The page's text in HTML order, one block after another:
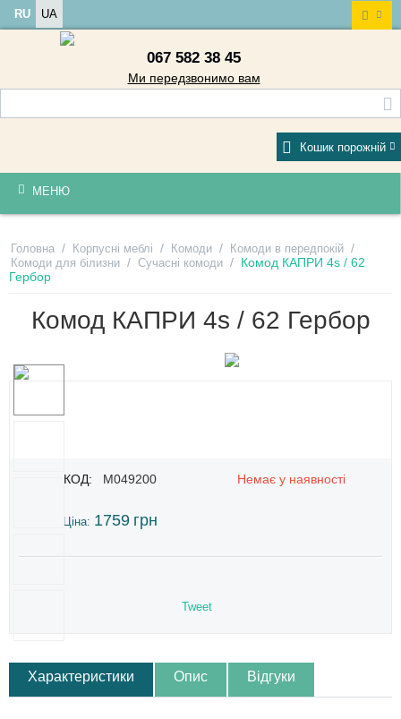
RU UA
067 582 38 45
Ми передзвонимо вам
Кошик порожній
МЕНЮ
Головна / Корпусні меблі / Комоди / Комоди в передпокій /
Комоди для білизни / Сучасні комоди / Комод КАПРИ 4s / 62
Гербор
Комод КАПРИ 4s / 62 Гербор
КОД: M049200 Немає у наявності
Ціна: 1759 грн
Tweet
Характеристики Опис Відгуки